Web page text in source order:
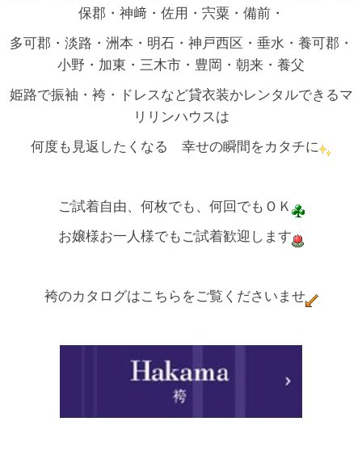
保郡・神﨑・佐用・宍粟・備前・
多可郡・淡路・洲本・明石・神戸西区・垂水・養可郡・
小野・加東・三木市・豊岡・朝来・養父
姫路で振袖・袴・ドレスなど貸衣装かレンタルできるマ
リリンハウスは
何度も見返したくなる 幸せの瞬間をカタチに
ご試着自由、何枚でも、何回でもＯＫ
お嬢様お一人様でもご試着歓迎します
袴のカタログはこちらをご覧くださいませ